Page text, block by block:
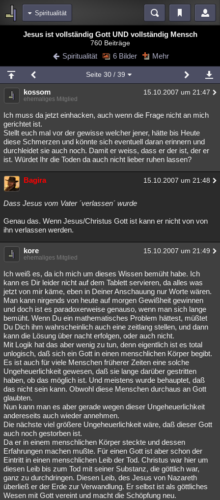
Spiritualität
Bereiche
Blogs Videos
Chat Wiki Neuigkeiten
meine Rubriken
Menschen Mystery Kriminalfälle
Spiritualität Verschwörungen Technologie Ufologie
Natur Umfragen Unterhaltung
weitere Rubriken
Philosophie Träume Orte Esoterik Literatur
Astronomie Gaming Filme
Musik Clash Verbesserungen Allmystery
Besucht Teilgenommen
Lesenswert
Jesus ist vollständig Gott UND vollständig Mensch
760 Beiträge
Spiritualität 6 Bilder Mehr
Seite 30/ 39
kossom 15.10.2007 um 21:47
ehemaliges Mitglied
Ich muss da jetzt einhacken, auch wenn die Frage nicht an mich
gerichtet ist.
Stellt euch mal vor der gewisse welcher jener, hätte bis Heute
diese Schmerzen und könnte sich eventuell daran erinnern und
durchleidet sie auch noch. Damit er weiss, dass er der ist, der er
ist. Würdet Ihr die Toden da auch nicht lieber ruhen lassen?
Bagira 15.10.2007 um 21:48
Dass Jesus vom Vater ´verlassen´ wurde
Genau das. Wenn Jesus/Christus Gott ist kann er nicht von von
ihn verlassen werden.
kore 15.10.2007 um 21:49
ehemaliges Mitglied
Ich weiß es, da ich mich um dieses Wissen bemüht habe. Ich
kann es Dir leider nicht auf dem Tablett servieren, da alles was
jetzt von mir käme, eben in Deiner Anschauung nur Worte wären.
Man kann nirgends von heute auf morgen Gewißheit gewinnen
und doch ist es paradoxerweise genauso, wenn man sich lange
bemüht. Wenn Du ein mathematisches Problem hättest, müßtet
Du Dich ihm wahrscheinlich auch eine zeitlang stellen, und dann
kann die Lösung über nacht erfolgen, oder auch nicht.
Mit Logik hat das aber wenig zu tun, denn eigentlich ist es total
unlogisch, daß sich ein Gott in einen menschlichen Körper begibt.
Es ist auch für viele Menschen früherer Zeiten eine solche
Ungeheuerlichkeit gewesen, daß sie lange darüber gestritten
haben, ob das möglich ist. Und meistens wurde behauptet, daß
das nicht sein kann. Obwohl diese Menschen durchaus an Gott
glaubten.
Nun kann man es aber gerade wegen dieser Ungeheuerlichkeit
andereseits auch wieder annehmen.
Die nächste viel größere Ungeheuerlichkeit wäre, daß dieser Gott
auch noch gestorben ist.
Da er in einem menschlichen Körper steckte und dessen
Erfahrungen machen mußte. Für einen Gott ist aber schon der
Eintritt in einen menschlichen Leib der Tod. Christus war hier um
diesen Leib bis zum Tod mit seiner Substanz, die göttlich war,
ganz zu durchdringen. Diesen Leib, des Jesus von Nazareth
überließ er der Erde zur Verwandlung. Er selbst ist als göttliches
Wesen mit Gott vereint und macht die Schöpfung neu.